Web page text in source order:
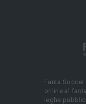
online al
leghe